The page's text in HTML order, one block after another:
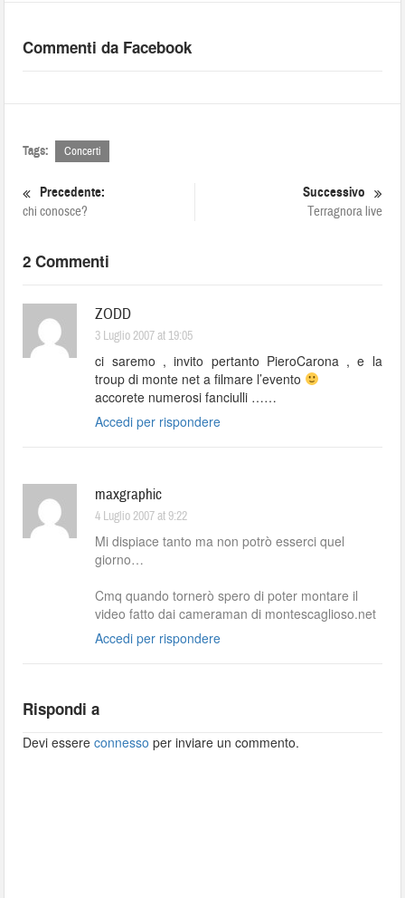
Commenti da Facebook
Tags: Concerti
Precedente:
chi conosce?
Successivo
Terragnora live
2 Commenti
ZODD
3 Luglio 2007 at 19:05
ci saremo , invito pertanto PieroCarona , e la
troup di monte net a filmare l’evento
accorete numerosi fanciulli ……
Accedi per rispondere
maxgraphic
4 Luglio 2007 at 9:22
Mi dispiace tanto ma non potrò esserci quel
giorno…
Cmq quando tornerò spero di poter montare il
video fatto dai cameraman di montescaglioso.net
Accedi per rispondere
Rispondi a
Devi essereconnesso per inviare un commento.